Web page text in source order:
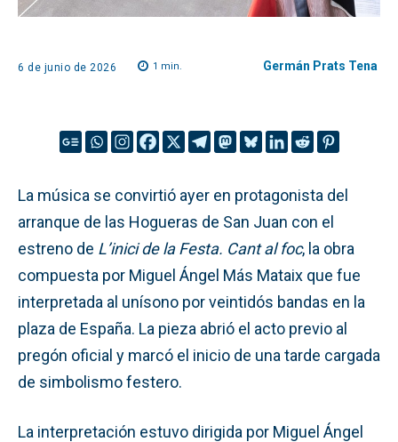
6 de junio de 2026 1 min. Germán Prats Tena
La música se convirtió ayer en protagonista del
arranque de las Hogueras de San Juan con el
estreno de L’inici de la Festa. Cant al foc, la obra
compuesta por Miguel Ángel Más Mataix que fue
interpretada al unísono por veintidós bandas en la
plaza de España. La pieza abrió el acto previo al
pregón oficial y marcó el inicio de una tarde cargada
de simbolismo festero.
La interpretación estuvo dirigida por Miguel Ángel